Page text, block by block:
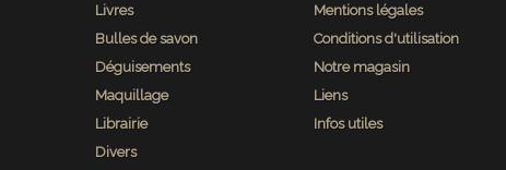
Livres
Bulles de savon
Déguisements
Maquillage
Librairie
Divers
Mentions légales
Conditions d'utilisation
Notre magasin
Liens
Infos utiles